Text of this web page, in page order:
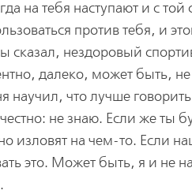
на тебя наступают и с
против тебя, и
сказал, нездоровый
далеко, может быть,
научил, что лучше
не знаю. Если же ты
изловят на чем-то. Если
это. Может быть, я и не